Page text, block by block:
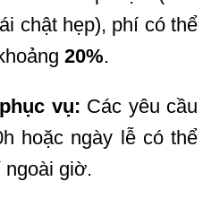
chật hẹp), phí có thể
20%.
vụ: Các yêu cầu
hoặc ngày lễ có thể
ngoài giờ.